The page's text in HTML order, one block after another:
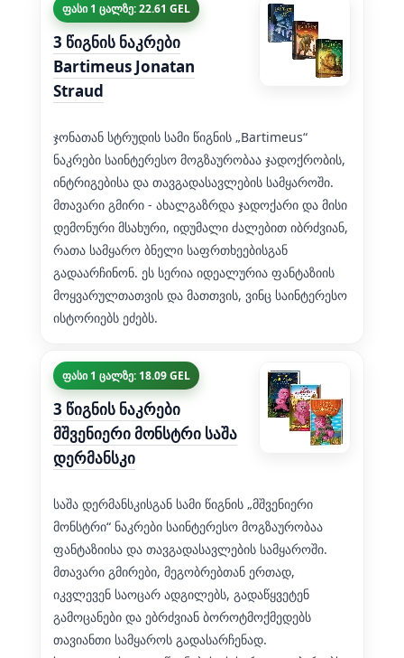
ფასი 1 ცალზე: 22.61 GEL
3 წიგნის ნაკრები
Bartimeus Jonatan
Straud
ჯონათან სტრუდის სამი წიგნის „Bartimeus“
ნაკრები საინტერესო მოგზაურობაა ჯადოქრობის,
ინტრიგებისა და თავგადასავლების სამყაროში.
მთავარი გმირი - ახალგაზრდა ჯადოქარი და მისი
დემონური მსახური, იდუმალი ძალებით იბრძვიან,
რათა სამყარო ბნელი საფრთხეებისგან
გადაარჩინონ. ეს სერია იდეალურია ფანტაზიის
მოყვარულთათვის და მათთვის, ვინც საინტერესო
ისტორიებს ეძებს.
ფასი 1 ცალზე: 18.09 GEL
3 წიგნის ნაკრები
მშვენიერი მონსტრი საშა
დერმანსკი
საშა დერმანსკისგან სამი წიგნის „მშვენიერი
მონსტრი“ ნაკრები საინტერესო მოგზაურობაა
ფანტაზიისა და თავგადასავლების სამყაროში.
მთავარი გმირები, მეგობრებთან ერთად,
იკვლევენ საოცარ ადგილებს, გადაწყვეტენ
გამოცანები და ებრძვიან ბოროტმოქმედებს
თავიანთი სამყაროს გადასარჩენად.